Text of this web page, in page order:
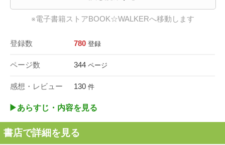
※電子書籍ストアBOOK☆WALKERへ移動します
登録数 780 登録
ページ数 344 ページ
感想・レビュー 130 件
▶︎あらすじ・内容を見る
書店で詳細を見る